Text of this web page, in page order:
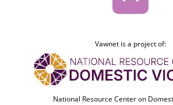
Vawnet is a project of:
National Resource Center on